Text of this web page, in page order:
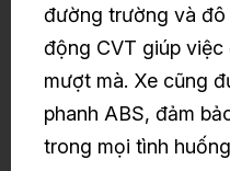
đường trường và
động CVT giúp việc
mượt mà. Xe cũng
phanh ABS, đảm
trong mọi tình